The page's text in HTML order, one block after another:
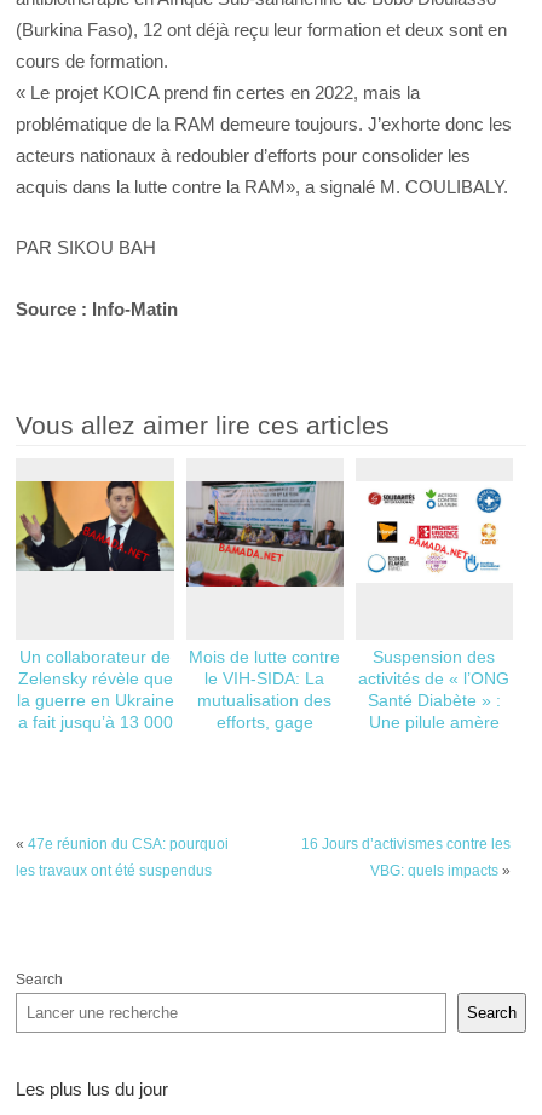
(Burkina Faso), 12 ont déjà reçu leur formation et deux sont en
cours de formation.
« Le projet KOICA prend fin certes en 2022, mais la
problématique de la RAM demeure toujours. J’exhorte donc les
acteurs nationaux à redoubler d’efforts pour consolider les
acquis dans la lutte contre la RAM», a signalé M. COULIBALY.
PAR SIKOU BAH
Source : Info-Matin
Vous allez aimer lire ces articles
Un collaborateur de
Zelensky révèle que
la guerre en Ukraine
a fait jusqu’à 13 000
Mois de lutte contre
le VIH-SIDA: La
mutualisation des
efforts, gage
Suspension des
activités de « l’ONG
Santé Diabète » :
Une pilule amère
«47e réunion du CSA: pourquoi
les travaux ont été suspendus
16 Jours d’activismes contre les
VBG: quels impacts»
Search
Search
Les plus lus du jour